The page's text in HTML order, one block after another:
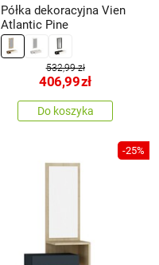
Półka dekoracyjna Vien
Atlantic Pine
532,99 zł
406,99zł
Do koszyka
-25%